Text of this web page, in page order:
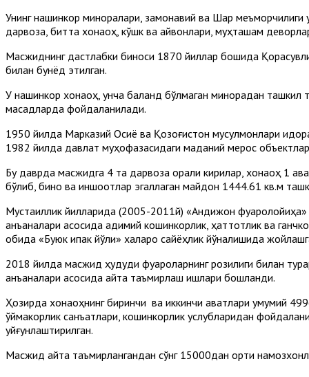
Унинг нақшинкор миноралари, замонавий ва Шарқ
дарвоза, битта хонақоҳ, кўшк ва айвонлари, муҳташам
Масжиднинг дастлабки биноси 1870 йиллар бошида
билан бунёд этилган.
У нақшинкор хонақоҳ, унча баланд бўлмаган минорадан ташкил
мақсадларда фойдаланилади.
1950 йилда Марказий Осиё ва Қозоғистон мусулмонлари
1982 йилда давлат муҳофазасидаги маданий мерос
Бу даврда масжидга 4 та дарвоза орқали кирилар, хонақоҳ 1
бўлиб, бино ва иншоотлар эгаллаган майдон 1444.61 кв.м
Мустақиллик йилларида (2005-2011й) «Андижон
анъаналари асосида қадимий кошинкорлик, ҳаттотлик ва
обида «Буюк ипак йўли» халқаро сайёҳлик йўналишида
2018 йилда масжид ҳудуди фуқароларнинг розилиги билан
анъаналари асосида қайта таъмирлаш ишлари бошланди.
Ҳозирда хонақоҳнинг биринчи ва иккинчи қаватлари умумий
ўймакорлик санъатлари, кошинкорлик услубларидан
уйғунлаштирилган.
Масжид қайта таъмирлангандан сўнг 15000дан ортиқ